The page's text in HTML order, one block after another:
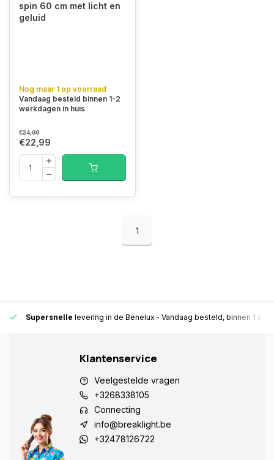
spin 60 cm met licht en
geluid
Nog maar 1 op voorraad
Vandaag besteld binnen 1-2
werkdagen in huis
€24,99
€22,99
1
Supersnelle levering in de Benelux - Vandaag besteld, binnen 1 à 2
Klantenservice
Veelgestelde vragen
+3268338105
Connecting
info@breaklight.be
+32478126722